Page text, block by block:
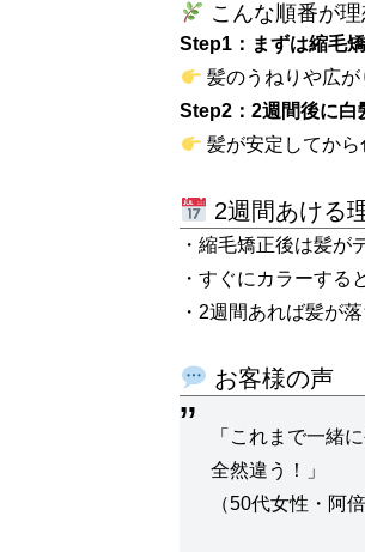
こんな順番が
Step1：まずは縮毛
髪のうねりや広が
Step2：2週間後に白
髪が安定してか
2週間あける
・縮毛矯正後は髪が
・すぐにカラーする
・2週間あれば髪が
お客様の声
「これまで一緒
全然違う！」
（50代女性・阿